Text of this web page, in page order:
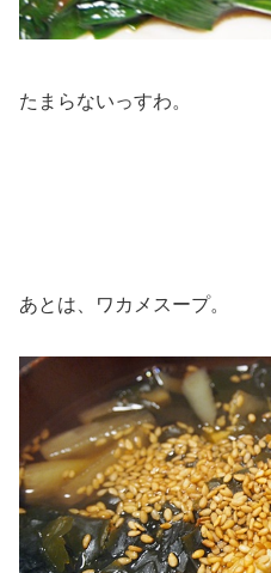
たまらないっすわ。
あとは、ワカメスープ。